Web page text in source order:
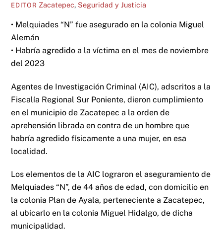
EDITOR Zacatepec, Seguridad y Justicia
• Melquiades “N” fue asegurado en la colonia Miguel
Alemán
• Habría agredido a la víctima en el mes de noviembre
del 2023
Agentes de Investigación Criminal (AIC), adscritos a la
Fiscalía Regional Sur Poniente, dieron cumplimiento
en el municipio de Zacatepec a la orden de
aprehensión librada en contra de un hombre que
habría agredido físicamente a una mujer, en esa
localidad.
Los elementos de la AIC lograron el aseguramiento de
Melquiades “N”, de 44 años de edad, con domicilio en
la colonia Plan de Ayala, perteneciente a Zacatepec,
al ubicarlo en la colonia Miguel Hidalgo, de dicha
municipalidad.